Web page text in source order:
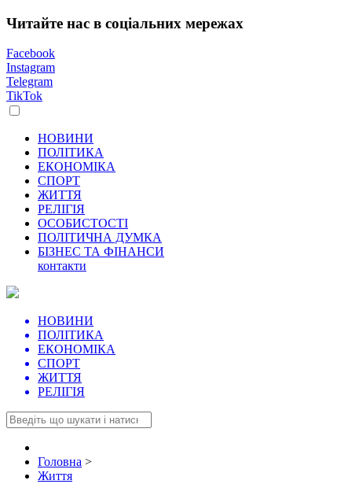
Читайте нас в соціальних мережах
Facebook
Instagram
Telegram
TikTok
НОВИНИ
ПОЛІТИКА
ЕКОНОМІКА
СПОРТ
ЖИТТЯ
РЕЛІГІЯ
ОСОБИСТОСТІ
ПОЛІТИЧНА ДУМКА
БІЗНЕС ТА ФІНАНСИ
контакти
НОВИНИ
ПОЛІТИКА
ЕКОНОМІКА
СПОРТ
ЖИТТЯ
РЕЛІГІЯ
Головна >
Життя